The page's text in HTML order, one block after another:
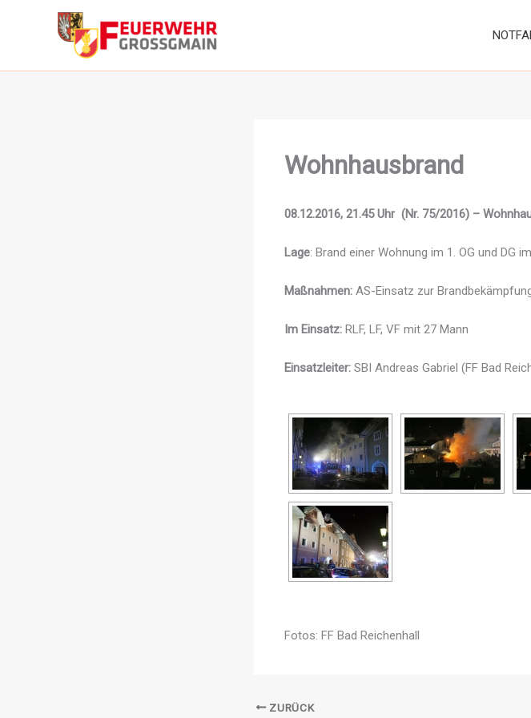
Wohnhausbrand
08.12.2016, 21.45 Uhr (Nr. 75/2016) –
Lage: Brand einer Wohnung im 1. OG und DG
Maßnahmen:AS-Einsatz zur
Im Einsatz:RLF, LF, VF mit 27 Mann
Einsatzleiter:SBI Andreas Gabriel (FF Bad
Fotos: FF Bad Reichenhall
ZURÜCK